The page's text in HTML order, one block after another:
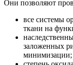
Они позволяют
все системы
ткани на
заложенных
минимизации;